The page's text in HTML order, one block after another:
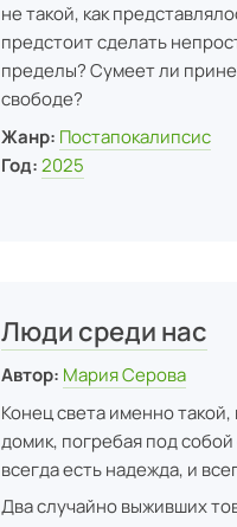
не такой, как
предстоит сделать
пределы? Сумеет ли
свободе?
Жанр: Постапокалипсис
Год: 2025
Люди среди нас
Автор: Мария Серова
Конец света именно
домик, погребая под
всегда есть надежда, и
Два случайно выживших